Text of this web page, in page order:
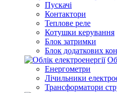
Пускачі
Контактори
Теплове реле
Котушки керування
Блок затримки
Блок додаткових
Енергометри
Лічильники
Трансформатори